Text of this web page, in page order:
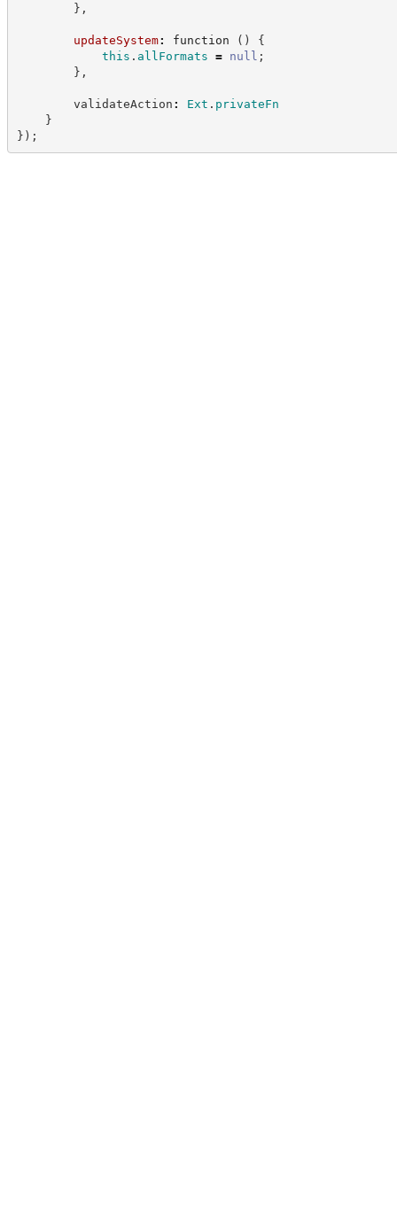
} ,
updateSystem: function ( )
{
this . allFormats = null ;
} ,
validateAction : Ext . privateFn
}
} ) ;